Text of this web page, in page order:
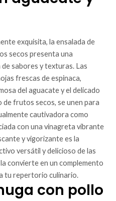
exquisita, la ensalada de
secos presenta una
sabores y texturas. Las
frescas de espinaca,
del aguacate y el delicado
frutos secos, se unen para
cautivadora como
con una vinagreta vibrante
y vigorizante es la
versátil y delicioso de las
convierte en un complemento
tu repertorio culinario.
con pollo